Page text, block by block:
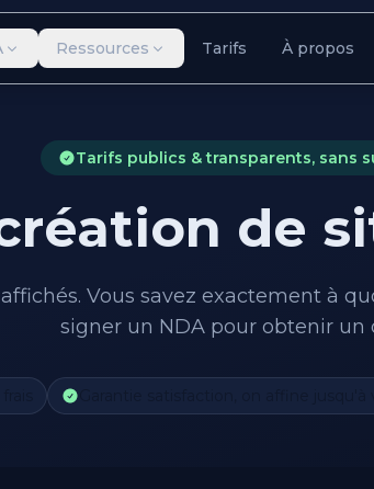
Ressources Tarifs À propos
Tarifs publics & transparents, sans
de
Vous savez exactement à
signer un NDA pour obtenir un